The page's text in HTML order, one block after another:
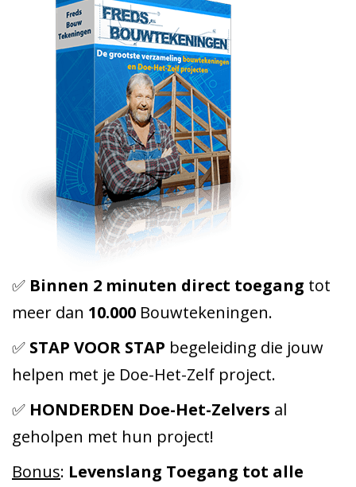
✅ Binnen 2 minuten direct toegang tot
meer dan 10.000 Bouwtekeningen.
✅ STAP VOOR STAP begeleiding die jouw
helpen met je Doe-Het-Zelf project.
✅ HONDERDEN Doe-Het-Zelvers al
geholpen met hun project!
Bonus: Levenslang Toegang tot alle